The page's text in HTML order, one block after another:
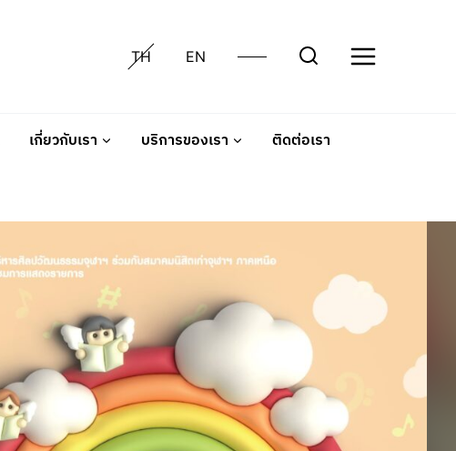
TH EN
เกี่ยวกับเรา บริการของเรา ติดต่อเรา